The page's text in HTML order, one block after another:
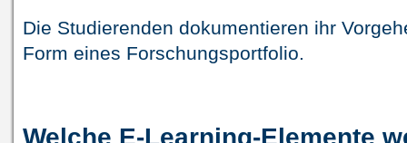
Die Studierenden dokumentieren ihr
Form eines Forschungsportfolio.
Welche E-Learning-Elemente